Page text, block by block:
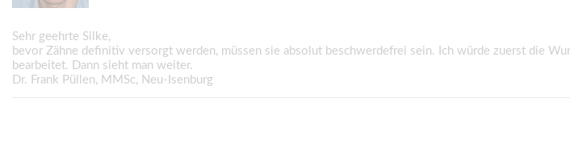
Sehr geehrte Silke,
bevor Zähne definitiv versorgt werden, müssen sie absolut beschwerdefrei sein. Ich würde zuerst die
bearbeitet. Dann sieht man weiter.
Dr. Frank Püllen, MMSc, Neu-Isenburg